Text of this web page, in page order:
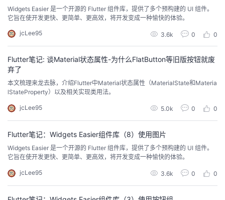
Widgets Easier 是一个开源的 Flutter 组件库，提供了多个预构建的 UI 组件。
它旨在使开发更快、更简单、更高效，将开发变成一种愉快的体验。
jcLee95 3.6k 0 0
Flutter笔记: 谈Material状态属性-为什么FlatButton等旧版按钮就废
弃了
本文梳理来龙去脉，介绍Flutter中Material状态属性（MaterialState和Materia
lStateProperty）以及相关实现类用法。
jcLee95 5.0k 0 0
Flutter笔记：Widgets Easier组件库（8）使用图片
Widgets Easier 是一个开源的 Flutter 组件库，提供了多个预构建的 UI 组件。
它旨在使开发更快、更简单、更高效，将开发变成一种愉快的体验。
jcLee95 3.6k 0 0